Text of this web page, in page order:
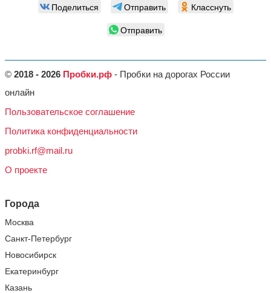
Поделиться Отправить
Класснуть
Отправить
© 2018 - 2026 Пробки.рф - Пробки на дорогах России
онлайн
Пользовательское соглашение
Политика конфиденциальности
probki.rf@mail.ru
О проекте
Города
Москва
Санкт-Петербург
Новосибирск
Екатеринбург
Казань